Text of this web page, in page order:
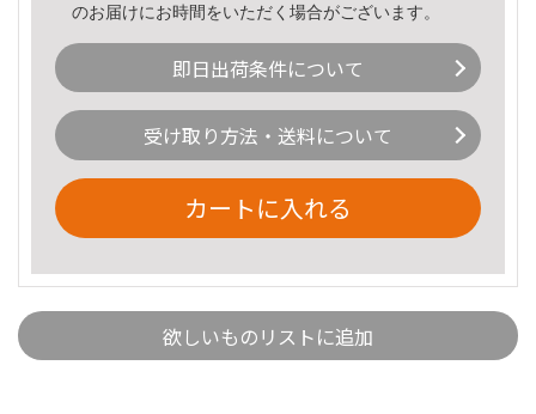
のお届けにお時間をいただく場合がございます。
即日出荷条件について
受け取り方法・送料について
カートに入れる
欲しいものリストに追加